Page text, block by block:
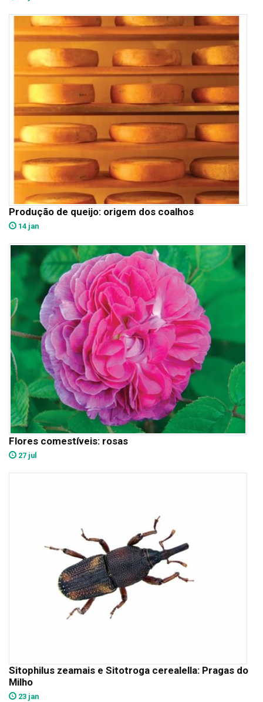
Produção de queijo: origem dos coalhos
14 jan
Flores comestíveis: rosas
27 jul
Sitophilus zeamais e Sitotroga cerealella: Pragas do
Milho
23 jan